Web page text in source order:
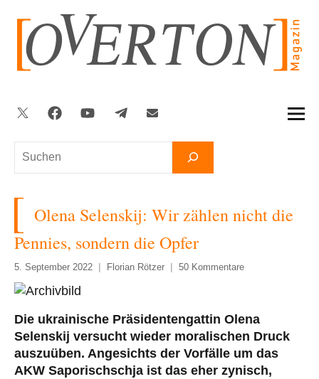
springen
Suchen
Twitter FacebookYouTubeTelegram
Olena Selenskij: Wir zählen nicht die
Pennies, sondern die Opfer
5. September 2022 Florian Rötzer 50 Kommentare
Die ukrainische Präsidentengattin Olena
Selenskij versucht wieder moralischen Druck
auszuüben. Angesichts der Vorfälle um das
AKW Saporischschja ist das eher zynisch,